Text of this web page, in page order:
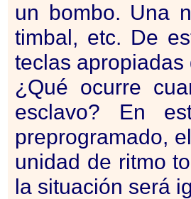
un bombo. Una
timbal, etc. De
teclas
¿Qué ocurre
esclavo? En
preprogramado,
unidad de ritmo
la situación será